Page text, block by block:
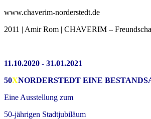
www.chaverim-norderstedt.de
2011 | Amir Rom | CHAVERIM –
11.10.2020 - 31.01.2021
50XNORDERSTEDT EINE
Eine Ausstellung zum
50-jährigen Stadtjubiläum